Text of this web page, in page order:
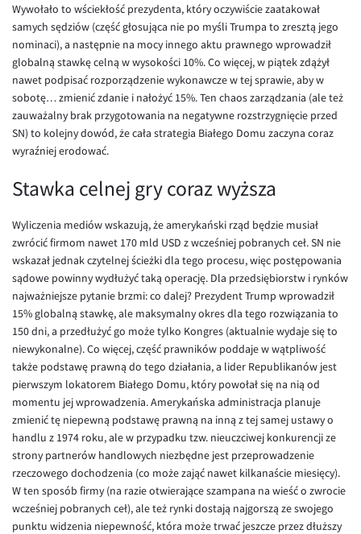
SGD/PLN
TRY/PLN
ZAR/PLN
EUR/USD
EUR/GBP
EUR/CHF
EUR/CZK
EUR/NOK
EUR/SEK
EUR/AUD
EUR/BGN
EUR/CAD
EUR/CNY
EUR/HKD
EUR/HUF
EUR/ILS
EUR/JPY
EUR/NZD
EUR/RON
Wywołało to wściekłość prezydenta, który oczywiście zaatakował
samych sędziów (część głosująca nie po myśli Trumpa to zresztą jego
nominaci), a następnie na mocy innego aktu prawnego wprowadził
globalną stawkę celną w wysokości 10%. Co więcej, w piątek zdążył
nawet podpisać rozporządzenie wykonawcze w tej sprawie, aby w
sobotę… zmienić zdanie i nałożyć 15%. Ten chaos zarządzania (ale też
zauważalny brak przygotowania na negatywne rozstrzygnięcie przed
SN) to kolejny dowód, że cała strategia Białego Domu zaczyna coraz
wyraźniej erodować.
Stawka celnej gry coraz wyższa
Wyliczenia mediów wskazują, że amerykański rząd będzie musiał
zwrócić firmom nawet 170 mld USD z wcześniej pobranych ceł. SN nie
wskazał jednak czytelnej ścieżki dla tego procesu, więc postępowania
sądowe powinny wydłużyć taką operację. Dla przedsiębiorstw i rynków
najważniejsze pytanie brzmi: co dalej? Prezydent Trump wprowadził
15% globalną stawkę, ale maksymalny okres dla tego rozwiązania to
150 dni, a przedłużyć go może tylko Kongres (aktualnie wydaje się to
niewykonalne). Co więcej, część prawników poddaje w wątpliwość
także podstawę prawną do tego działania, a lider Republikanów jest
pierwszym lokatorem Białego Domu, który powołał się na nią od
momentu jej wprowadzenia. Amerykańska administracja planuje
zmienić tę niepewną podstawę prawną na inną z tej samej ustawy o
handlu z 1974 roku, ale w przypadku tzw. nieuczciwej konkurencji ze
strony partnerów handlowych niezbędne jest przeprowadzenie
rzeczowego dochodzenia (co może zająć nawet kilkanaście miesięcy).
W ten sposób firmy (na razie otwierające szampana na wieść o zwrocie
wcześniej pobranych ceł), ale też rynki dostają najgorszą ze swojego
punktu widzenia niepewność, która może trwać jeszcze przez dłuższy